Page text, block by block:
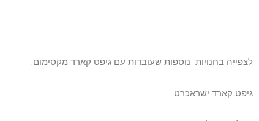
לצפייה בחנויות נוספות שעובדות עם גיפט קארד מקסימום.
גיפט קארד ישראכרט